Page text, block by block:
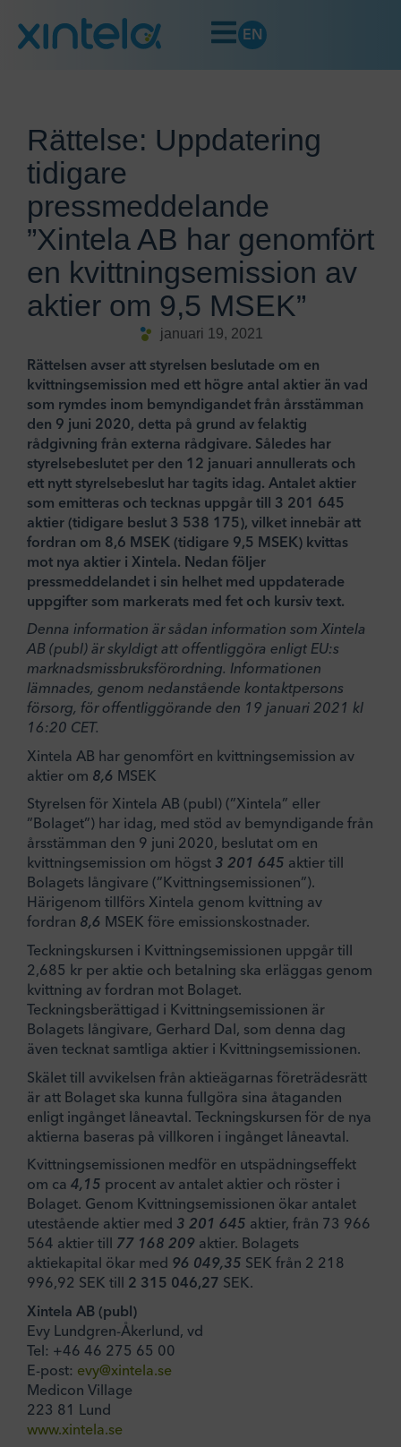
EN
Rättelse: Uppdatering
tidigare
pressmeddelande
”Xintela AB har genomfört
en kvittningsemission av
aktier om 9,5 MSEK”
januari 19, 2021
Rättelsen avser att styrelsen beslutade om en
kvittningsemission med ett högre antal aktier än vad
som rymdes inom bemyndigandet från årsstämman
den 9 juni 2020, detta på grund av felaktig
rådgivning från externa rådgivare. Således har
styrelsebeslutet per den 12 januari annullerats och
ett nytt styrelsebeslut har tagits idag. Antalet aktier
som emitteras och tecknas uppgår till 3 201 645
aktier (tidigare beslut 3 538 175), vilket innebär att
fordran om 8,6 MSEK (tidigare 9,5 MSEK) kvittas
mot nya aktier i Xintela. Nedan följer
pressmeddelandet i sin helhet med uppdaterade
uppgifter som markerats med fet och kursiv text.
Denna information är sådan information som Xintela
AB (publ) är skyldigt att offentliggöra enligt EU:s
marknadsmissbruksförordning. Informationen
lämnades, genom nedanstående kontaktpersons
försorg, för offentliggörande den 19 januari 2021 kl
16:20 CET.
Xintela AB har genomfört en kvittningsemission av
aktier om 8,6 MSEK
Styrelsen för Xintela AB (publ) (”Xintela” eller
”Bolaget”) har idag, med stöd av bemyndigande från
årsstämman den 9 juni 2020, beslutat om en
kvittningsemission om högst 3 201 645 aktier till
Bolagets långivare (”Kvittningsemissionen”).
Härigenom tillförs Xintela genom kvittning av
fordran 8,6 MSEK före emissionskostnader.
Teckningskursen i Kvittningsemissionen uppgår till
2,685 kr per aktie och betalning ska erläggas genom
kvittning av fordran mot Bolaget.
Teckningsberättigad i Kvittningsemissionen är
Bolagets långivare, Gerhard Dal, som denna dag
även tecknat samtliga aktier i Kvittningsemissionen.
Skälet till avvikelsen från aktieägarnas företrädesrätt
är att Bolaget ska kunna fullgöra sina åtaganden
enligt ingånget låneavtal. Teckningskursen för de nya
aktierna baseras på villkoren i ingånget låneavtal.
Kvittningsemissionen medför en utspädningseffekt
om ca 4,15 procent av antalet aktier och röster i
Bolaget. Genom Kvittningsemissionen ökar antalet
utestående aktier med 3 201 645 aktier, från 73 966
564 aktier till 77 168 209 aktier. Bolagets
aktiekapital ökar med 96 049,35 SEK från 2 218
996,92 SEK till 2 315 046,27 SEK.
Xintela AB (publ)
Evy Lundgren-Åkerlund, vd
Tel: +46 46 275 65 00
E-post: evy@xintela.se
Medicon Village
223 81 Lund
www.xintela.se